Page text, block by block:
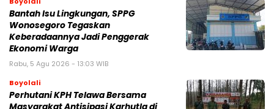
Bantah Isu Lingkungan, SPPG
Wonosegoro Tegaskan
Keberadaannya Jadi Penggerak
Ekonomi Warga
Rabu, 5 Agu 2026 - 13:03 WIB
Boyolali
Perhutani KPH Telawa Bersama